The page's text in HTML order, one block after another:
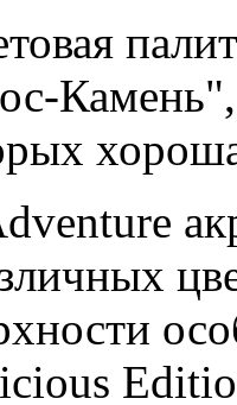
Камень",